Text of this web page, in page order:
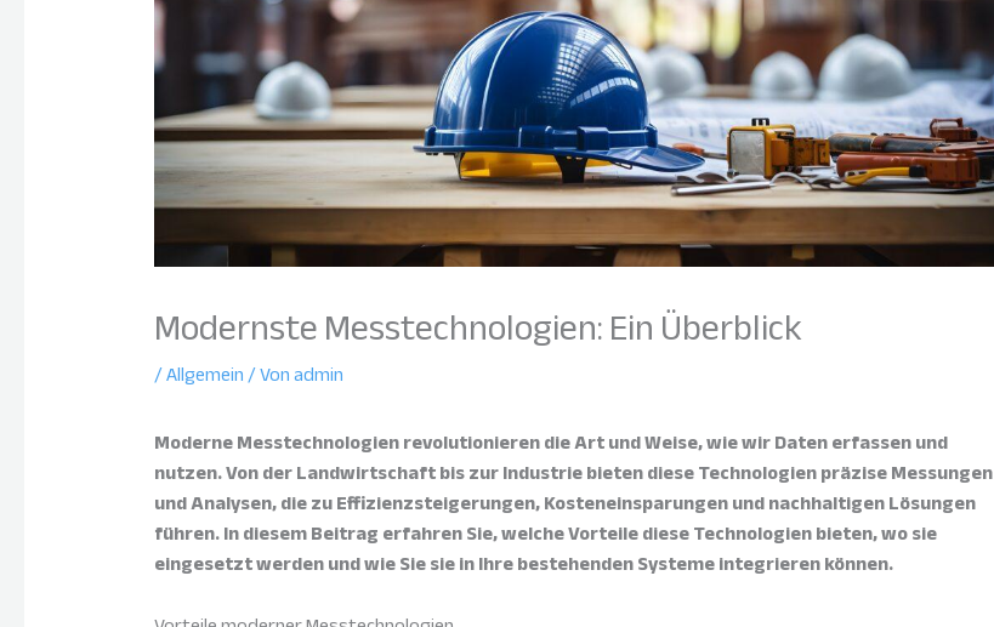
Modernste Messtechnologien: Ein Überblick
/Allgemein/ Vonadmin
Moderne Messtechnologien revolutionieren die Art und Weise, wie wir Daten erfassen und
nutzen. Von der Landwirtschaft bis zur Industrie bieten diese Technologien präzise Messungen
und Analysen, die zu Effizienzsteigerungen, Kosteneinsparungen und nachhaltigen Lösungen
führen. In diesem Beitrag erfahren Sie, welche Vorteile diese Technologien bieten, wo sie
eingesetzt werden und wie Sie sie in Ihre bestehenden Systeme integrieren können.